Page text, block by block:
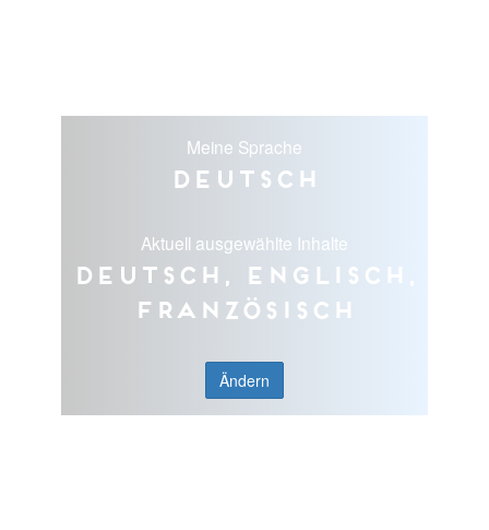
Meine Sprache
Deutsch
Aktuell ausgewählte Inhalte
Deutsch, Englisch,
Französisch
Ändern